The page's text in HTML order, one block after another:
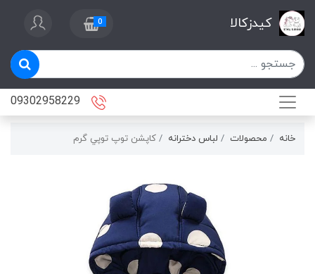
کیدزکالا 0
خانه محصولات لباس دخترانه كاپشن توپ توپي گرم